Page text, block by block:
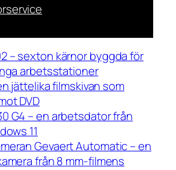
– sexton kärnor byggda för
arbetsstationer
jättelika filmskivan som
DVD
G4 – en arbetsdator från
11
Gevaert Automatic – en
från 8 mm-filmens